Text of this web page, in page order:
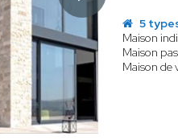
5
Maison
Maison
Maison de